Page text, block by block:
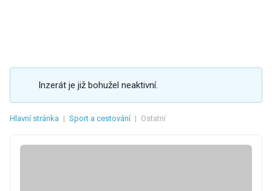
Inzerát je již bohužel neaktivní.
Hlavní stránka | Sport a cestování | Ostatní